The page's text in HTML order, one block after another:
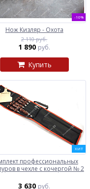
-10%
Нож Кизляр - Охота
2 110 руб.
1 890 руб.
Купить
ХИТ
профессиональных
в чехле с кочергой № 2
3 630 руб.